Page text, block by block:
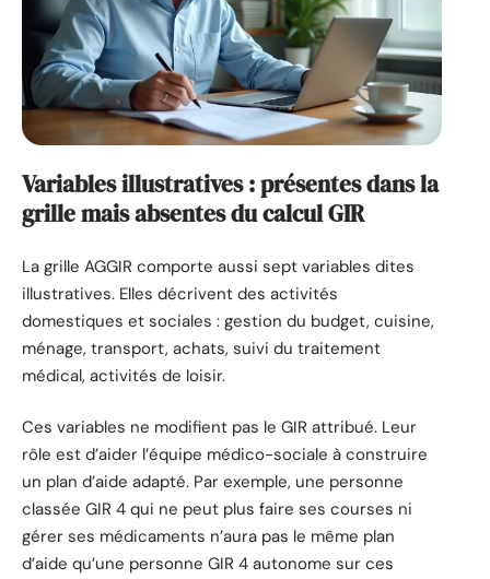
Variables illustratives : présentes dans la
grille mais absentes du calcul GIR
La grille AGGIR comporte aussi sept variables dites
illustratives. Elles décrivent des activités
domestiques et sociales : gestion du budget, cuisine,
ménage, transport, achats, suivi du traitement
médical, activités de loisir.
Ces variables ne modifient pas le GIR attribué. Leur
rôle est d’aider l’équipe médico-sociale à construire
un plan d’aide adapté. Par exemple, une personne
classée GIR 4 qui ne peut plus faire ses courses ni
gérer ses médicaments n’aura pas le même plan
d’aide qu’une personne GIR 4 autonome sur ces